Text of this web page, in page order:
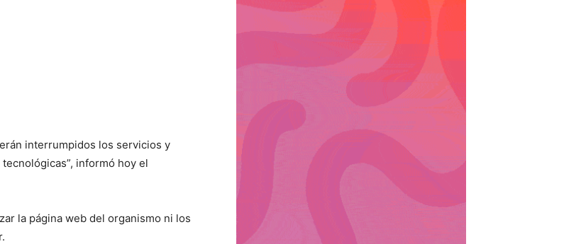
interrumpidos los servicios y
informó hoy el
la página web del organismo ni los